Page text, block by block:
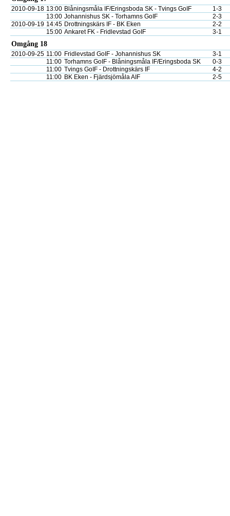
2010-09-18 13:00 Blåningsmåla IF/Eringsboda SK - Tvings GoIF
1-3
13:00 Johannishus SK - Torhamns GoIF
2-3
2010-09-19 14:45 Drottningskärs IF - BK Eken
2-2
15:00 Ankaret FK - Fridlevstad GoIF 3-1
Omgång 18
2010-09-25 11:00 Fridlevstad GoIF - Johannishus SK
3-1
11:00 Torhamns GoIF - Blåningsmåla IF/Eringsboda SK
0-3
11:00 Tvings GoIF - Drottningskärs IF
4-2
11:00 BK Eken - Fjärdsjömåla AIF 2-5